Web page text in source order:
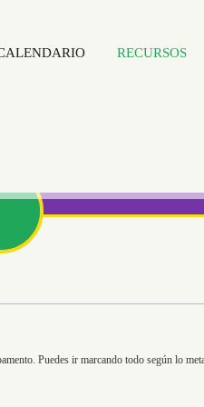
RECURSOS
Puedes ir marcando todo según lo